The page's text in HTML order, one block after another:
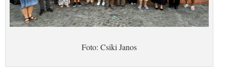
Foto: Csiki Janos